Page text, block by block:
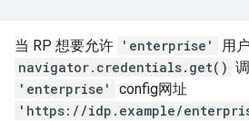
当 RP 想要允许 'enterprise'
用
navigator.credentials.get()
'enterprise'
config网址
'https://idp.example/